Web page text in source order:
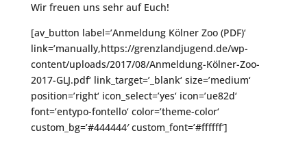
Wir freuen uns sehr auf Euch!
[av_button label=’Anmeldung Kölner Zoo (PDF)‘
link=’manually,https://grenzlandjugend.de/wp-
content/uploads/2017/08/Anmeldung-Kölner-Zoo-
2017-GLJ.pdf‘ link_target=’_blank‘ size=’medium‘
position=’right‘ icon_select=’yes‘ icon=’ue82d‘
font=’entypo-fontello‘ color=’theme-color‘
custom_bg=’#444444′ custom_font=’#ffffff‘]